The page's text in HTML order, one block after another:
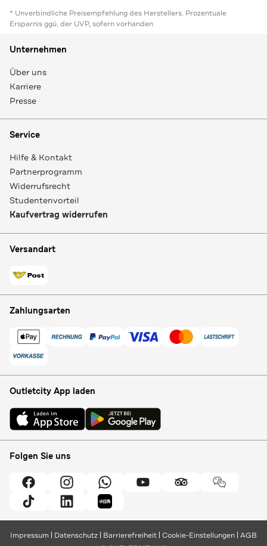
* Unverbindliche Preisempfehlung des Herstellers. Prozentuale
Ersparnis ggü. der UVP, sofern vorhanden
Unternehmen
Über uns
Karriere
Presse
Service
Hilfe & Kontakt
Partnerprogramm
Widerrufsrecht
Studentenvorteil
Kaufvertrag widerrufen
Versandart
Zahlungsarten
Outletcity App laden
Folgen Sie uns
Impressum Datenschutz Barrierefreiheit Cookie-Einstellungen AGB